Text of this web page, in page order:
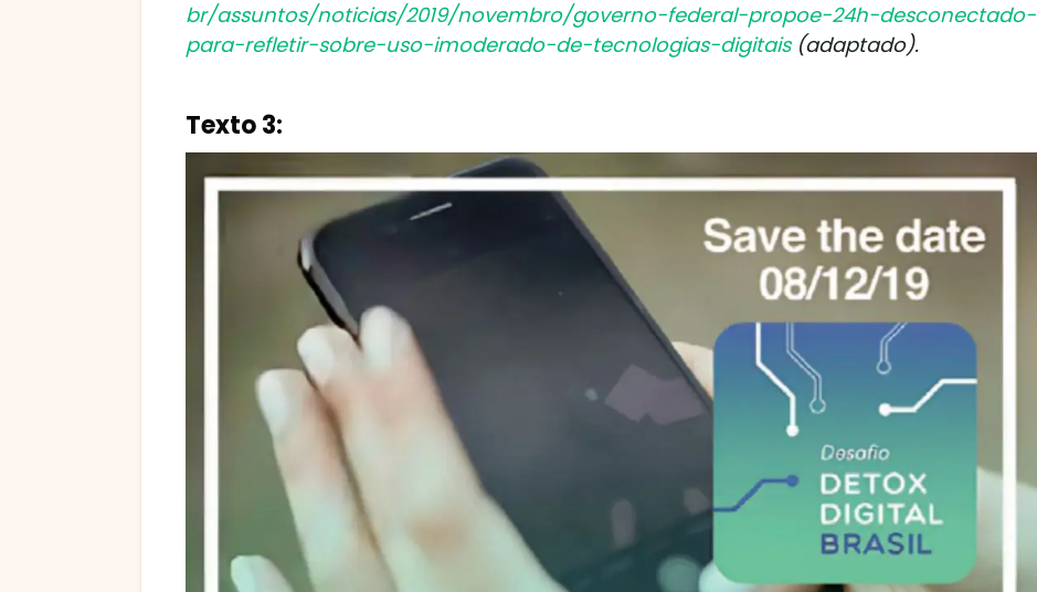
br/assuntos/noticias/2019/novembro/governo-federal-propoe-24h-desconectado-
para-refletir-sobre-uso-imoderado-de-tecnologias-digitais(adaptado).
Texto 3: